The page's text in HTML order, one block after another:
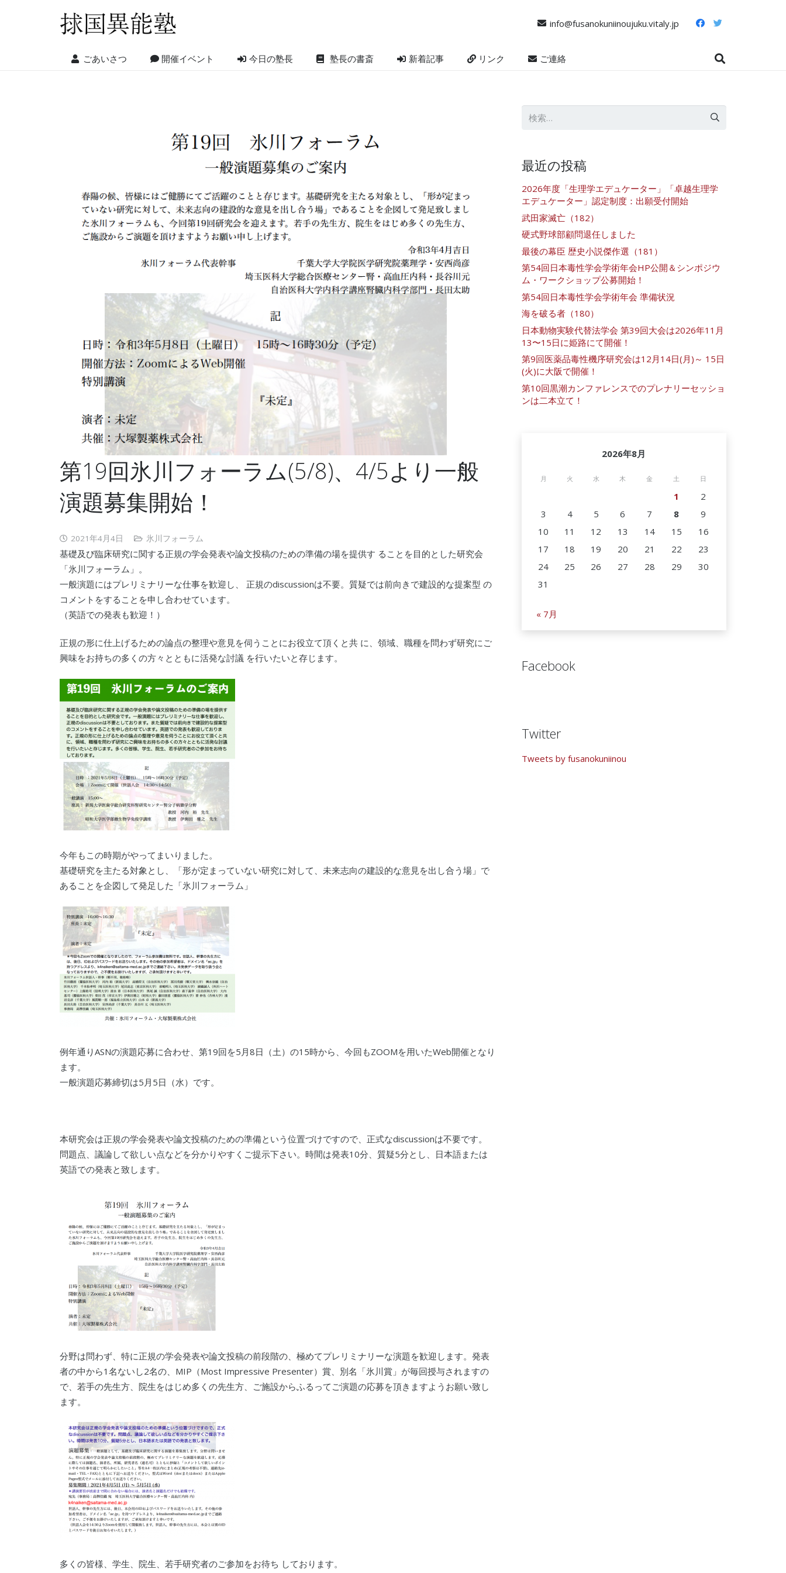
info@fusanokuniinoujuku.vitaly.jp
ごあいさつ 開催イベント 今日の塾長 塾長の書斎 新着記事 リンク ご連絡
第19回氷川フォーラム(5/8)、4/5より一般
演題募集開始！
2021年4月4日 氷川フォーラム
基礎及び臨床研究に関する正規の学会発表や論文投稿のための準備の場を提供す ることを目的とした研究会
「氷川フォーラム」。
一般演題にはプレリミナリーな仕事を歓迎し、 正規のdiscussionは不要。質疑では前向きで建設的な提案型 の
コメントをすることを申し合わせています。
（英語での発表も歓迎！）
正規の形に仕上げるための論点の整理や意見を伺うことにお役立て頂くと共 に、領域、職種を問わず研究にご
興味をお持ちの多くの方々とともに活発な討議 を行いたいと存じます。
今年もこの時期がやってまいりました。
基礎研究を主たる対象とし、「形が定まっていない研究に対して、未来志向の建設的な意見を出し合う場」で
あることを企図して発足した「氷川フォーラム」
例年通りASNの演題応募に合わせ、第19回を5月8日（土）の15時から、今回もZOOMを用いたWeb開催となり
ます。
一般演題応募締切は5月5日（水）です。
本研究会は正規の学会発表や論文投稿のための準備という位置づけですので、正式なdiscussionは不要です。
問題点、議論して欲しい点などを分かりやすくご提示下さい。時間は発表10分、質疑5分とし、日本語または
英語での発表と致します。
分野は問わず、特に正規の学会発表や論文投稿の前段階の、極めてプレリミナリーな演題を歓迎します。発表
者の中から1名ないし2名の、MIP（Most Impressive Presenter）賞、別名「氷川賞」が毎回授与されますの
で、若手の先生方、院生をはじめ多くの先生方、ご施設からふるってご演題の応募を頂きますようお願い致し
ます。
多くの皆様、学生、院生、若手研究者のご参加をお待ち しております。
最近の投稿
2026年度「生理学エデュケーター」「卓越生理学
エデュケーター」認定制度：出願受付開始
武田家滅亡（182）
硬式野球部顧問退任しました
最後の幕臣 歴史小説傑作選（181）
第54回日本毒性学会学術年会HP公開＆シンポジウ
ム・ワークショップ公募開始！
第54回日本毒性学会学術年会 準備状況
海を破る者（180）
日本動物実験代替法学会 第39回大会は2026年11月
13〜15日に姫路にて開催！
第9回医薬品毒性機序研究会は12月14日(月)～ 15日
(火)に大阪で開催！
第10回黒潮カンファレンスでのプレナリーセッショ
ンは二本立て！
2026年8月
月 火 水 木 金 土 日
1
2
3
4 5 6 7 8
9
10
11 12 13 14 15
16
17
18 19 20 21 22
23
24
25 26 27 28 29
30
31
« 7月
Facebook
Twitter
Tweets by fusanokuniinou